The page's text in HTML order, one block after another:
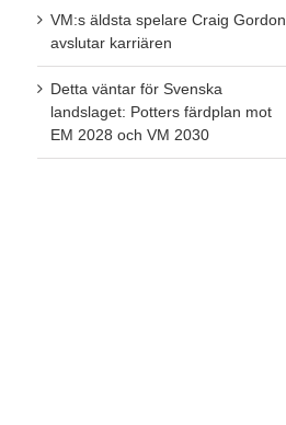
VM:s äldsta spelare Craig Gordon
avslutar karriären
Detta väntar för Svenska
landslaget: Potters färdplan mot
EM 2028 och VM 2030